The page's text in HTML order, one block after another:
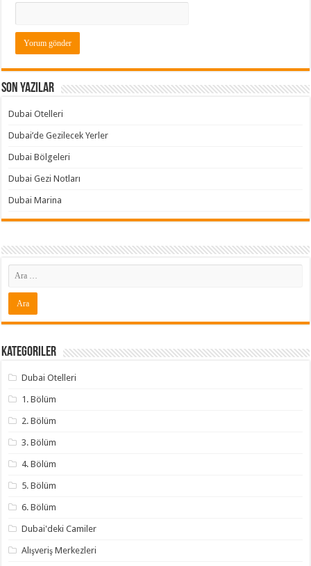
Son Yazılar
Dubai Otelleri
Dubai’de Gezilecek Yerler
Dubai Bölgeleri
Dubai Gezi Notları
Dubai Marina
Kategoriler
Dubai Otelleri
1. Bölüm
2. Bölüm
3. Bölüm
4. Bölüm
5. Bölüm
6. Bölüm
Dubai'deki Camiler
Alışveriş Merkezleri